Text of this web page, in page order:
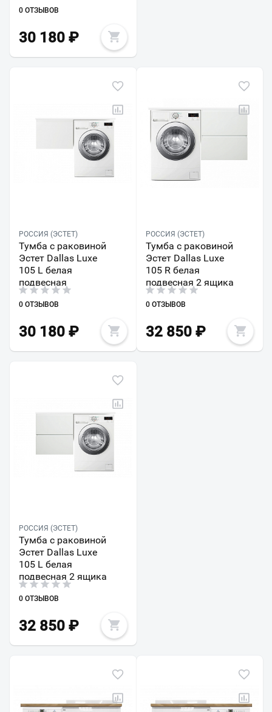
0 ОТЗЫВОВ
30 180 ₽
РОССИЯ (ЭСТЕТ)
Тумба с раковиной
Эстет Dallas Luxe
105 L белая
подвесная
0 ОТЗЫВОВ
30 180 ₽
РОССИЯ (ЭСТЕТ)
Тумба с раковиной
Эстет Dallas Luxe
105 R белая
подвесная 2 ящика
0 ОТЗЫВОВ
32 850₽
РОССИЯ (ЭСТЕТ)
Тумба с раковиной
Эстет Dallas Luxe
105 L белая
подвесная 2 ящика
0 ОТЗЫВОВ
32 850 ₽